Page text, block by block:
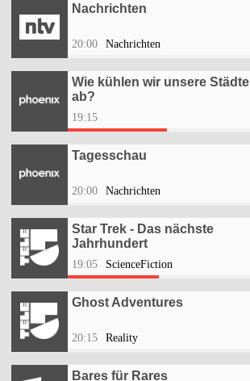
Nachrichten
20:00 Nachrichten
Wie kühlen wir unsere Städte
ab?
19:15
Tagesschau
20:00 Nachrichten
Star Trek - Das nächste
Jahrhundert
19:05 ScienceFiction
Ghost Adventures
20:15 Reality
Bares für Rares